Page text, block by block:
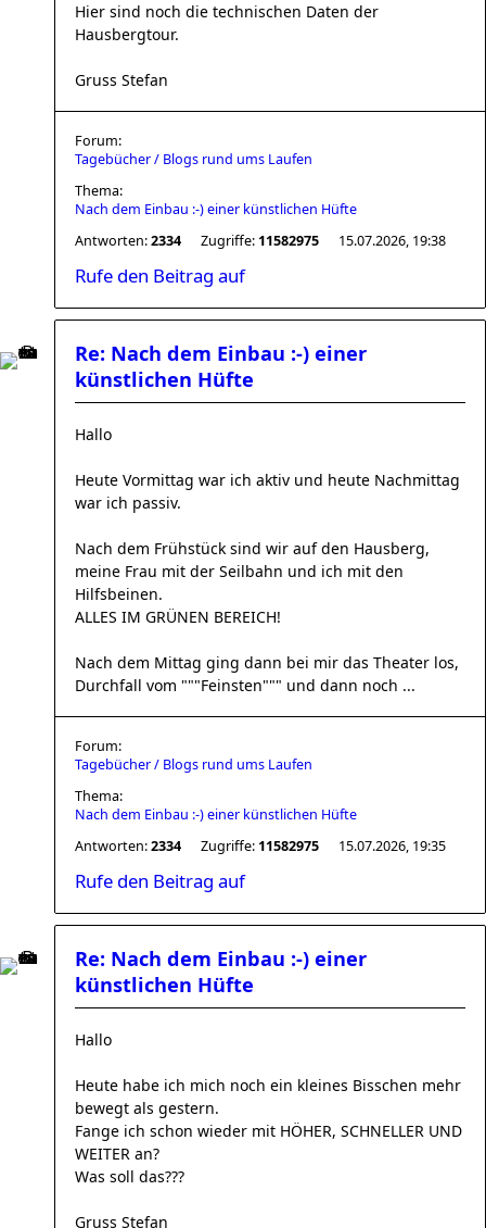
Hier sind noch die technischen Daten der
Hausbergtour.
Gruss Stefan
Forum:
Tagebücher / Blogs rund ums Laufen
Thema:
Nach dem Einbau :-) einer künstlichen Hüfte
Antworten:2334 Zugriffe: 11582975 15.07.2026, 19:38
Rufe den Beitrag auf
Re: Nach dem Einbau :-) einer
künstlichen Hüfte
Hallo
Heute Vormittag war ich aktiv und heute Nachmittag
war ich passiv.
Nach dem Frühstück sind wir auf den Hausberg,
meine Frau mit der Seilbahn und ich mit den
Hilfsbeinen.
ALLES IM GRÜNEN BEREICH!
Nach dem Mittag ging dann bei mir das Theater los,
Durchfall vom """Feinsten""" und dann noch ...
Forum:
Tagebücher / Blogs rund ums Laufen
Thema:
Nach dem Einbau :-) einer künstlichen Hüfte
Antworten:2334 Zugriffe: 11582975 15.07.2026, 19:35
Rufe den Beitrag auf
Re: Nach dem Einbau :-) einer
künstlichen Hüfte
Hallo
Heute habe ich mich noch ein kleines Bisschen mehr
bewegt als gestern.
Fange ich schon wieder mit HÖHER, SCHNELLER UND
WEITER an?
Was soll das???
Gruss Stefan